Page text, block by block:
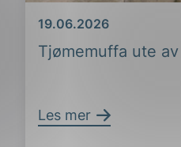
Tjømemuffa ute
Dato
19.06.2026
Les mer